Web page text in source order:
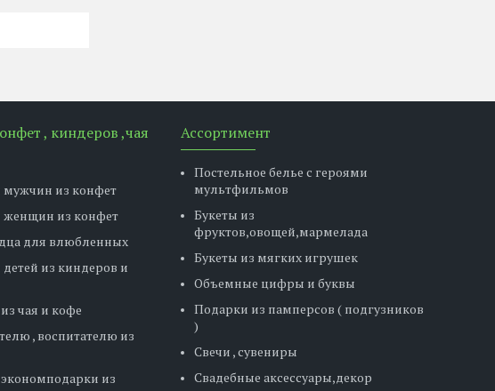
, киндеров ,чая
из конфет
женщин из конфет
для влюбленных
из киндеров и
чая и кофе
, воспитателю из
из
Ассортимент
Постельное белье с героями
мультфильмов
Букеты из
фруктов,овощей,мармелада
Букеты из мягких игрушек
Объемные цифры и буквы
Подарки из памперсов ( подгузников
)
Свечи , сувениры
Свадебные аксессуары,декор